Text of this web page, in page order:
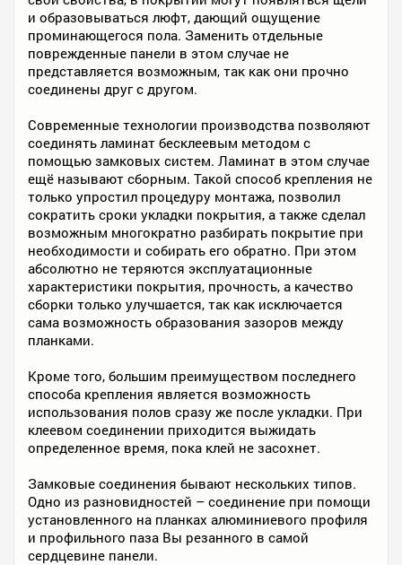
и образовываться люфт, дающий ощущение
проминающегося пола. Заменить отдельные
поврежденные панели в этом случае не
представляется возможным, так как они прочно
соединены друг с другом.
Современные технологии производства позволяют
соединять ламинат бесклеевым методом с
помощью замковых систем. Ламинат в этом случае
ещё называют сборным. Такой способ крепления не
только упростил процедуру монтажа, позволил
сократить сроки укладки покрытия, а также сделал
возможным многократно разбирать покрытие при
необходимости и собирать его обратно. При этом
абсолютно не теряются эксплуатационные
характеристики покрытия, прочность, а качество
сборки только улучшается, так как исключается
сама возможность образования зазоров между
планками.
Кроме того, большим преимуществом последнего
способа крепления является возможность
использования полов сразу же после укладки. При
клеевом соединении приходится выжидать
определенное время, пока клей не засохнет.
Замковые соединения бывают нескольких типов.
Одно из разновидностей – соединение при помощи
установленного на планках алюминиевого профиля
и профильного паза Вы резанного в самой
сердцевине панели.